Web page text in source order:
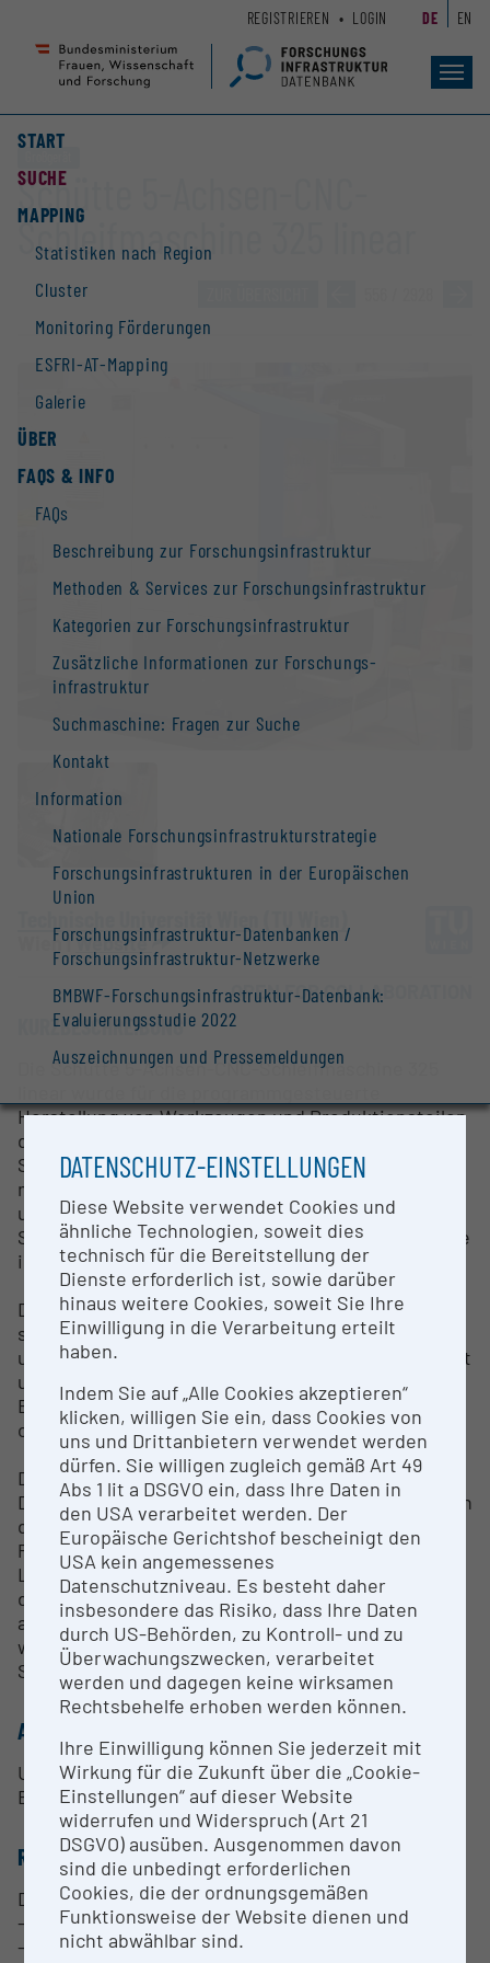
Seiteninhalt
Accesskey
Hauptnavigation
Accesskey
START
SUCHE
MAPPING
Statistiken nach Region
Cluster
Monitoring Förderungen
ESFRI-AT-Mapping
Galerie
ÜBER
FAQS & INFO
FAQs
Beschreibung zur Forschungs­infrastruktur
Methoden & Services zur Forschungs­infrastruktur
Kategorien zur Forschungs­infrastruktur
Zusätzliche Informationen zur Forschungs­
infrastruktur
Suchmaschine: Fragen zur Suche
Kontakt
Information
Nationale Forschungs­infrastruktur­strategie
Forschungs­infrastrukturen in der Europäischen
Union
Forschungs­infrastruktur-Datenbanken /
Forschungs­infrastruktur-Netzwerke
BMBWF-Forschungsinfrastruktur-Datenbank:
Evaluierungsstudie 2022
Auszeichnungen und Pressemeldungen
REGISTRIEREN LOGIN DE EN
Schütte 5-Achsen-CNC-
Schleifmaschine 325 linear
Wien |Website
OPEN FOR COLLABORATION
KURZBESCHREIBUNG
Die Schütte 5-Achsen-CNC-Schleifmaschine 325
Herstellung von Werkzeugen und Produktionsteilen
durch Schleifoperationen entwickelt. Sie dient zum
Schleifen von Werkzeugen und Produktionsteilen
mit Schleifkörpern aus gebundenem Schleifmittel
und Schleifkörpern mit superharten Schleifstoffen.
Sie erlaubt die Bearbeitung metallischer Werkstoffe
inklusive ihrer Legierungen sowie das Polieren.
Die Schütte Schleifmaschine 325 linear zeichnet
sich durch Leistungsstärke, höchste Genauigkeit
und Dynamik, Kompaktheit, Anwenderfreundlichkeit
und Robustheit aus. Die Flexibilität ihrer
Einsatzmöglichkeiten wird durch zahlreiche,
optional erhältliche Einrichtungen noch erhöht.
Die 325 linear ist in allen fünf CNC-Achsen mit
Direktantrieben ausgestattet und eignet sich neben
dem normalen Werkzeugschleifen auch für das
Pendelhubschleifen. Mit dem Einsatz der
Linearmotortechnik erreicht die Maschine auch in
den Linearachsen eine extrem gute Dynamik und
ausgesprochen hohe Geschwindigkeiten. Damit
wird auch ein mehrachsiges, zeilenförmiges CNC-
Schleifen hoch produktiv.
ANSPRECHPERSON
Univ.Prof. Dipl.-Ing. Dr.techn. habil. Friedrich
Bleicher
RESEARCH SERVICES
Die Leistungen umfassen:
- Bearbeitungsversuche und Prototypenfertigung
- Werkzeug- und Prozessbewertung
DATENSCHUTZ-EINSTELLUNGEN
Diese Website verwendet Cookies und
ähnliche Technologien, soweit dies
technisch für die Bereitstellung der
Dienste erforderlich ist, sowie darüber
hinaus weitere Cookies, soweit Sie Ihre
Einwilligung in die Verarbeitung erteilt
haben.
Indem Sie auf „Alle Cookies akzeptieren“
klicken, willigen Sie ein, dass Cookies von
uns und Drittanbietern verwendet werden
dürfen. Sie willigen zugleich gemäß Art 49
Abs 1 lit a DSGVO ein, dass Ihre Daten in
den USA verarbeitet werden. Der
Europäische Gerichtshof bescheinigt den
USA kein angemessenes
Datenschutzniveau. Es besteht daher
insbesondere das Risiko, dass Ihre Daten
durch US-Behörden, zu Kontroll- und zu
Überwachungszwecken, verarbeitet
werden und dagegen keine wirksamen
Rechtsbehelfe erhoben werden können.
Ihre Einwilligung können Sie jederzeit mit
Wirkung für die Zukunft über die „Cookie-
Einstellungen“ auf dieser Website
widerrufen und Widerspruch (Art 21
DSGVO) ausüben. Ausgenommen davon
sind die unbedingt erforderlichen
Cookies, die der ordnungsgemäßen
Funktionsweise der Website dienen und
nicht abwählbar sind.